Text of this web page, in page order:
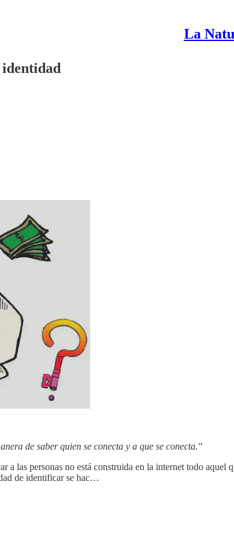
La
identidad
de saber quien se conecta y a que se conecta."
a las personas no está construida en la internet todo
de identificar se hac…